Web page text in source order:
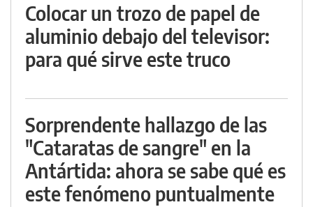
Colocar un trozo de papel de
aluminio debajo del televisor:
para qué sirve este truco
Sorprendente hallazgo de las
"Cataratas de sangre" en la
Antártida: ahora se sabe qué es
este fenómeno puntualmente